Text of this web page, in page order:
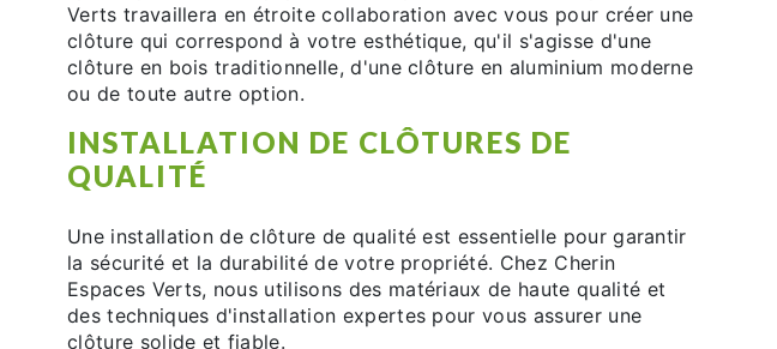
Verts travaillera en étroite collaboration avec vous pour créer une
clôture qui correspond à votre esthétique, qu'il s'agisse d'une
clôture en bois traditionnelle, d'une clôture en aluminium moderne
ou de toute autre option.
INSTALLATION DE CLÔTURES DE
QUALITÉ
Une installation de clôture de qualité est essentielle pour garantir
la sécurité et la durabilité de votre propriété. Chez Cherin
Espaces Verts, nous utilisons des matériaux de haute qualité et
des techniques d'installation expertes pour vous assurer une
clôture solide et fiable.